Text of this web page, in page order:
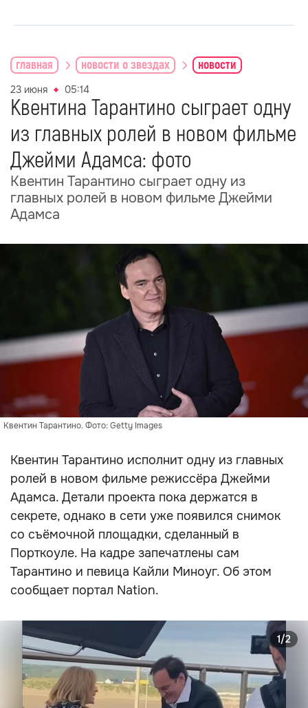
главная новости о звездах новости
23 июня 05:14
Квентина Тарантино сыграет одну
из главных ролей в новом фильме
Джейми Адамса: фото
Квентин Тарантино сыграет одну из
главных ролей в новом фильме Джейми
Адамса
Квентин Тарантино. Фото: Getty Images
Квентин Тарантино исполнит одну из главных
ролей в новом фильме режиссёра Джейми
Адамса. Детали проекта пока держатся в
секрете, однако в сети уже появился снимок
со съёмочной площадки, сделанный в
Порткоуле. На кадре запечатлены сам
Тарантино и певица Кайли Миноуг. Об этом
сообщает портал Nation.
1/2